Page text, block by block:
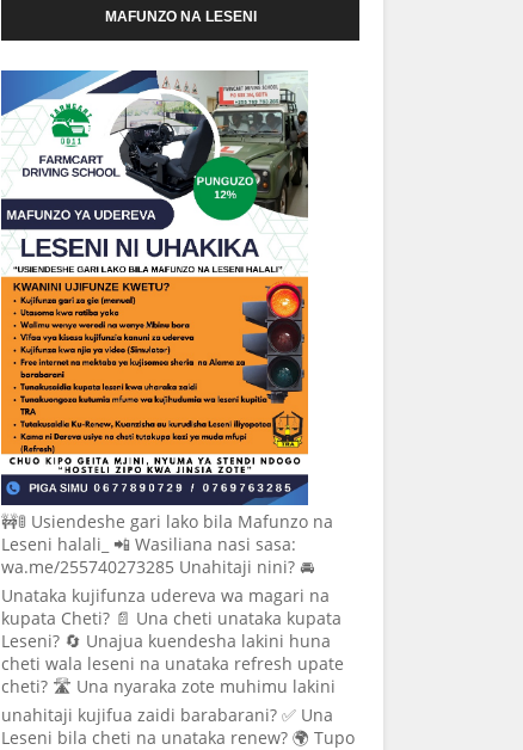
MAFUNZO NA LESENI
🚧🚦 Usiendeshe gari lako bila Mafunzo na
Leseni halali_ 📲 Wasiliana nasi sasa:
wa.me/255740273285 Unahitaji nini? 🚘
Unataka kujifunza udereva wa magari na
kupata Cheti? 📄 Una cheti unataka kupata
Leseni? 🔄 Unajua kuendesha lakini huna
cheti wala leseni na unataka refresh upate
cheti? 🛣️ Una nyaraka zote muhimu lakini
unahitaji kujifua zaidi barabarani? ✅ Una
Leseni bila cheti na unataka renew? 🌍 Tupo